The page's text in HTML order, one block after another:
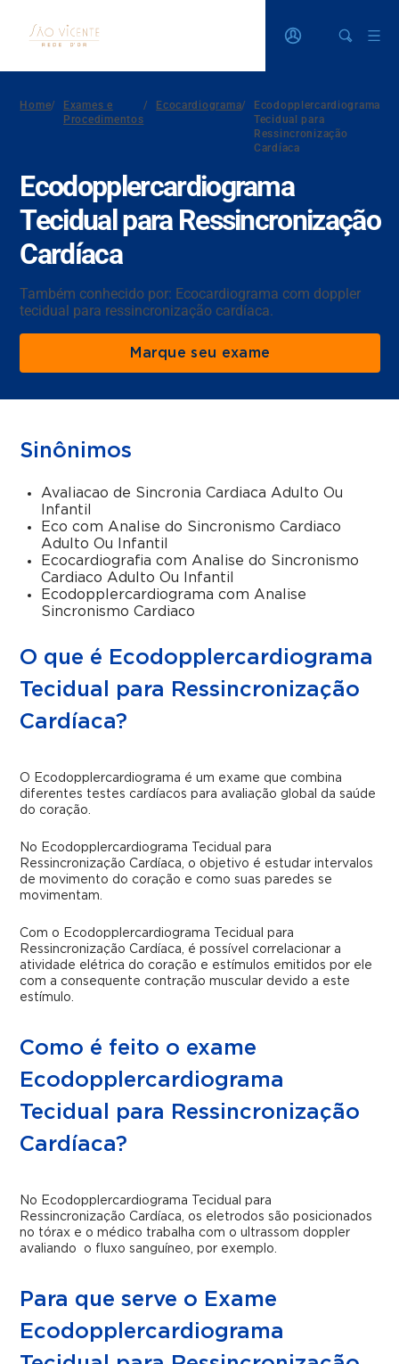
Home/
Exames e
Procedimentos
/ Ecocardiograma/
Ecodopplercardiograma
Tecidual para
Ressincronização
Cardíaca
Ecodopplercardiograma
Tecidual para Ressincronização
Cardíaca
Também conhecido por: Ecocardiograma com doppler
tecidual para ressincronização cardíaca.
Marque seu exame
Sinônimos
Avaliacao de Sincronia Cardiaca Adulto Ou
Infantil
Eco com Analise do Sincronismo Cardiaco
Adulto Ou Infantil
Ecocardiografia com Analise do Sincronismo
Cardiaco Adulto Ou Infantil
Ecodopplercardiograma com Analise
Sincronismo Cardiaco
O que é Ecodopplercardiograma
Tecidual para Ressincronização
Cardíaca?
O Ecodopplercardiograma é um exame que combina
diferentes testes cardíacos para avaliação global da saúde
do coração.
No Ecodopplercardiograma Tecidual para
Ressincronização Cardíaca, o objetivo é estudar intervalos
de movimento do coração e como suas paredes se
movimentam.
Com o Ecodopplercardiograma Tecidual para
Ressincronização Cardíaca, é possível correlacionar a
atividade elétrica do coração e estímulos emitidos por ele
com a consequente contração muscular devido a este
estímulo.
Como é feito o exame
Ecodopplercardiograma
Tecidual para Ressincronização
Cardíaca?
No Ecodopplercardiograma Tecidual para
Ressincronização Cardíaca, os eletrodos são posicionados
no tórax e o médico trabalha com o ultrassom doppler
avaliando o fluxo sanguíneo, por exemplo.
Para que serve o Exame
Ecodopplercardiograma